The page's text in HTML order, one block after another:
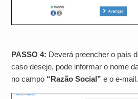
PASSO 4: Deverá preencher o país
caso deseje, pode informar o nome
no campo “Razão Social” e o e-mail.